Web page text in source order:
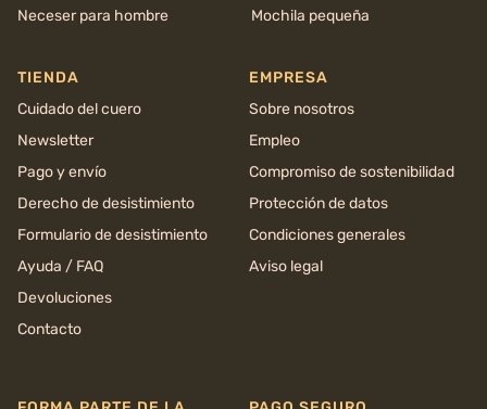
Neceser para hombre
Mochila pequeña
TIENDA
Cuidado del cuero
Newsletter
Pago y envío
Derecho de desistimiento
Formulario de desistimiento
Ayuda / FAQ
Devoluciones
Contacto
EMPRESA
Sobre nosotros
Empleo
Compromiso de sostenibilidad
Protección de datos
Condiciones generales
Aviso legal